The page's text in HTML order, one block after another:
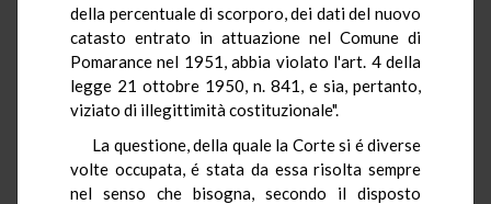
della percentuale di scorporo, dei dati del nuovo
catasto entrato in attuazione nel Comune di
Pomarance nel 1951, abbia violato l'art. 4 della
legge 21 ottobre 1950, n. 841, e sia, pertanto,
viziato di illegittimità costituzionale".
La questione, della quale la Corte si é diverse
volte occupata, é stata da essa risolta sempre
nel senso che bisogna, secondo il disposto